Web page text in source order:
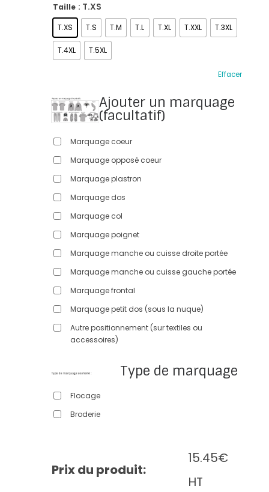
Taille : T.XS
T.XS T.S T.M T.L T.XL T.XXL T.3XL
T.4XL T.5XL
Effacer
Ajouter un marquage
(facultatif)
Marquage coeur
Marquage opposé coeur
Marquage plastron
Marquage dos
Marquage col
Marquage poignet
Marquage manche ou cuisse droite portée
Marquage manche ou cuisse gauche portée
Marquage frontal
Marquage petit dos (sous la nuque)
Autre positionnement (sur textiles ou
accessoires)
Type de marquage
Flocage
Broderie
Prix du produit:
15.45€
HT